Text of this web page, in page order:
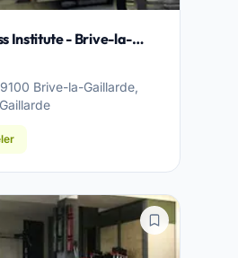
Institute - Brive-la-
Brive-la-Gaillarde,